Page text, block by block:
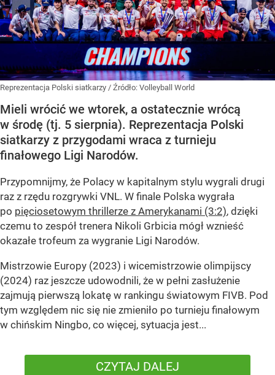
Reprezentacja Polski siatkarzy / Źródło: Volleyball World
Mieli wrócić we wtorek, a ostatecznie wrócą
w środę (tj. 5 sierpnia). Reprezentacja Polski
siatkarzy z przygodami wraca z turnieju
finałowego Ligi Narodów.
Przypomnijmy, że Polacy w kapitalnym stylu wygrali drugi
raz z rzędu rozgrywki VNL. W finale Polska wygrała
po pięciosetowym thrillerze z Amerykanami (3:2), dzięki
czemu to zespół trenera Nikoli Grbicia mógł wznieść
okazałe trofeum za wygranie Ligi Narodów.
Mistrzowie Europy (2023) i wicemistrzowie olimpijscy
(2024) raz jeszcze udowodnili, że w pełni zasłużenie
zajmują pierwszą lokatę w rankingu światowym FIVB. Pod
tym względem nic się nie zmieniło po turnieju finałowym
w chińskim Ningbo, co więcej, sytuacja jest...
CZYTAJ DALEJ